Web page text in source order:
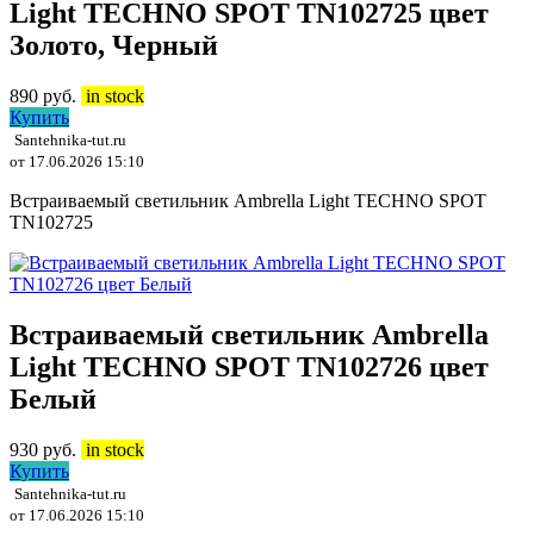
Light TECHNO SPOT TN102725 цвет
Золото, Черный
890 руб. in stock
Купить
Santehnika-tut.ru
от 17.06.2026 15:10
Встраиваемый светильник Ambrella Light TECHNO SPOT
TN102725
Встраиваемый светильник Ambrella
Light TECHNO SPOT TN102726 цвет
Белый
930 руб. in stock
Купить
Santehnika-tut.ru
от 17.06.2026 15:10